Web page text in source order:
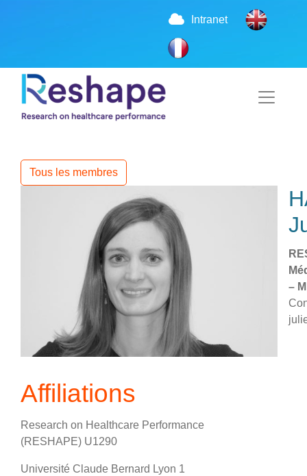
Intranet
Tous les membres
–
Affiliations
Research on Healthcare Performance
(RESHAPE) U1290
Université Claude Bernard Lyon 1